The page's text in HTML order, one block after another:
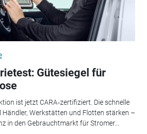
Gütesiegel für
ist jetzt CARA‑zertifiziert. Die schnelle
Händler, Werkstätten und Flotten stärken –
in den Gebrauchtmarkt für Stromer...